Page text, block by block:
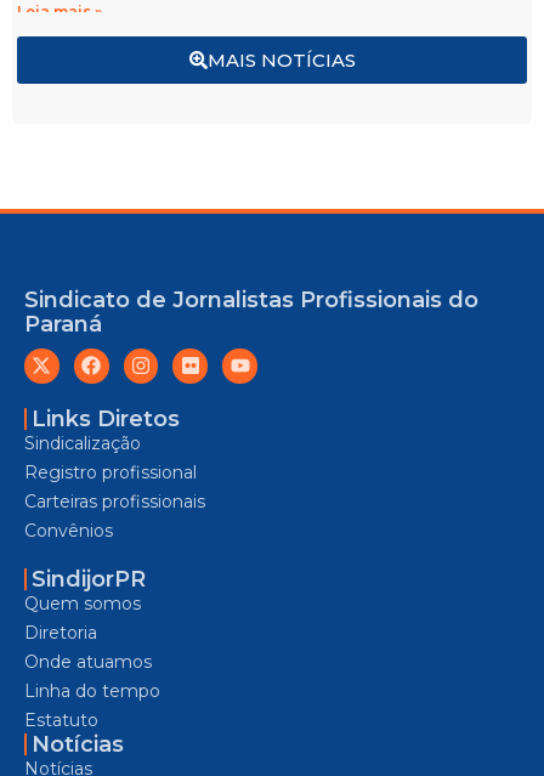
MAIS NOTÍCIAS
Leia mais »
Sindicato de Jornalistas Profissionais do
Paraná
Links Diretos
Sindicalização
Registro profissional
Carteiras profissionais
Convênios
SindijorPR
Quem somos
Diretoria
Onde atuamos
Linha do tempo
Estatuto
Notícias
Notícias